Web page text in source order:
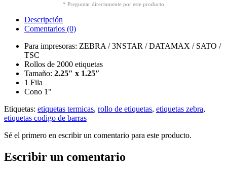
* Preguntar directamente por este producto
Descripción
Comentarios (0)
Para impresoras: ZEBRA / 3NSTAR / DATAMAX / SATO /
TSC
Rollos de 2000 etiquetas
Tamaño: 2.25″ x 1.25″
1 Fila
Cono 1"
Etiquetas: etiquetas termicas, rollo de etiquetas, etiquetas zebra,
etiquetas codigo de barras
Sé el primero en escribir un comentario para este producto.
Escribir un comentario